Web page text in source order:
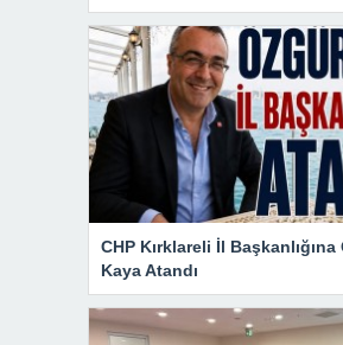
CHP Kırklareli İl Başkanlığına
Kaya Atandı